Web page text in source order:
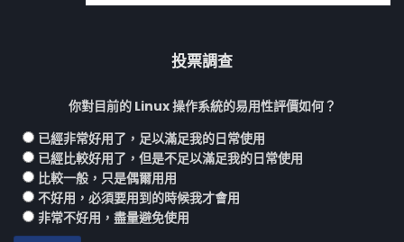
投票調查
你對目前的 Linux 操作系統的易用性評價如何？
已經非常好用了，足以滿足我的日常使用
已經比較好用了，但是不足以滿足我的日常使用
比較一般，只是偶爾用用
不好用，必須要用到的時候我才會用
非常不好用，盡量避免使用